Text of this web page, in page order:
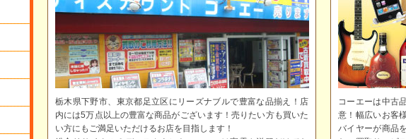
栃木県下野市、東京都足立区にリーズナブルで豊富な品揃え！店
内には5万点以上の豊富な商品がございます！売りたい方も買いた
い方にもご満足いただけるお店を目指します！
コーエーは中古
意！幅広いお客
バイヤーが商品